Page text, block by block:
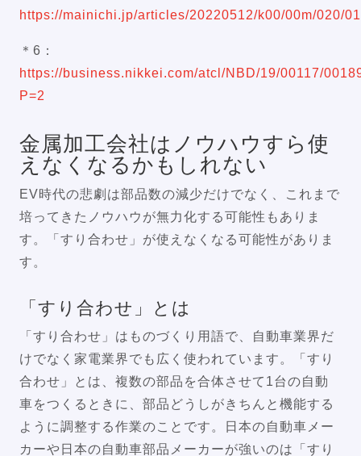
https://mainichi.jp/articles/20220512/k00/00m/020/
＊6：
https://business.nikkei.com/atcl/NBD/19/00117/
P=2
金属加工会社はノウハウすら使
えなくなるかもしれない
EV時代の悲劇は部品数の減少だけでなく、これまで
培ってきたノウハウが無力化する可能性もありま
す。「すり合わせ」が使えなくなる可能性がありま
す。
「すり合わせ」とは
「すり合わせ」はものづくり用語で、自動車業界だ
けでなく家電業界でも広く使われています。「すり
合わせ」とは、複数の部品を合体させて1台の自動
車をつくるときに、部品どうしがきちんと機能する
ように調整する作業のことです。日本の自動車メー
カーや日本の自動車部品メーカーが強いのは「すり